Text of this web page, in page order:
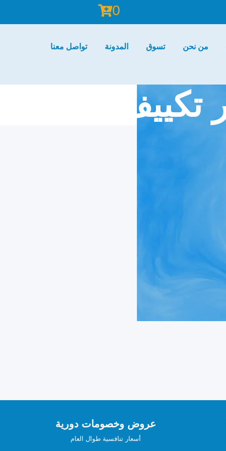
0
من نحن تسوق المدونة تواصل معنا
عروض وخصومات دورية
أسعار تنافسية طوال العام